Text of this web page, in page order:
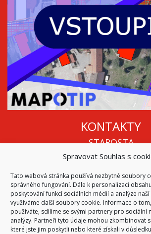
Spravovat Souhlas s
Tato webová stránka používá nezbytné soubory
správného fungování. Dále k personalizaci
poskytování funkcí sociálních médií a analýze
využíváme další soubory cookie. Informace o
používáte, sdílíme se svými partnery pro sociální
analýzy. Partneři tyto údaje mohou zkombinovat
které jste jim poskytli nebo které získali v
KONTAKTY
STAROSTA
Mgr. Roman Vala
info@oukojetice.cz
ÚŘEDNÍ HODINY
Po, St: 15:30 - 16:30
Všechny kontakty | Kde nás